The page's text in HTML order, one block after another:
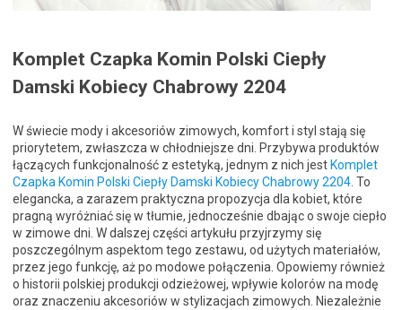
Komplet Czapka Komin Polski Ciepły
Damski Kobiecy Chabrowy 2204
W świecie mody i akcesoriów zimowych, komfort i styl stają się
priorytetem, zwłaszcza w chłodniejsze dni. Przybywa produktów
łączących funkcjonalność z estetyką, jednym z nich jest Komplet
Czapka Komin Polski Ciepły Damski Kobiecy Chabrowy 2204 . To
elegancka, a zarazem praktyczna propozycja dla kobiet, które
pragną wyróżniać się w tłumie, jednocześnie dbając o swoje ciepło
w zimowe dni. W dalszej części artykułu przyjrzymy się
poszczególnym aspektom tego zestawu, od użytych materiałów,
przez jego funkcję, aż po modowe połączenia. Opowiemy również
o historii polskiej produkcji odzieżowej, wpływie kolorów na modę
oraz znaczeniu akcesoriów w stylizacjach zimowych. Niezależnie